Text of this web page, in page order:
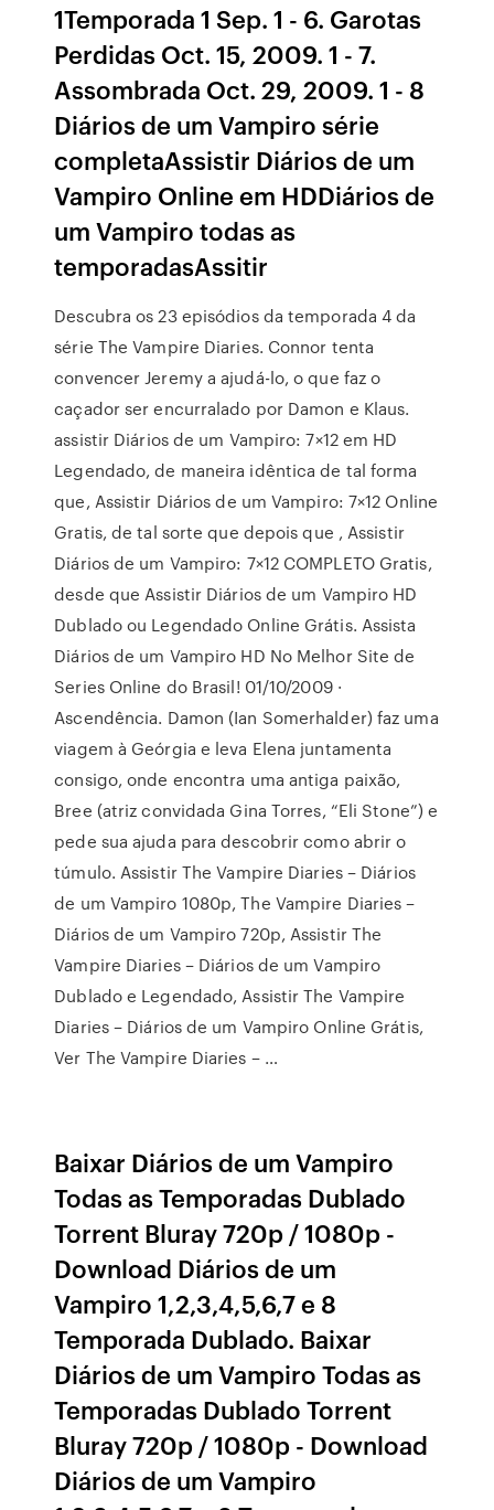
1Temporada 1 Sep. 1 - 6. Garotas
Perdidas Oct. 15, 2009. 1 - 7.
Assombrada Oct. 29, 2009. 1 - 8
Diários de um Vampiro série
completaAssistir Diários de um
Vampiro Online em HDDiários de
um Vampiro todas as
temporadasAssitir
Descubra os 23 episódios da temporada 4 da
série The Vampire Diaries. Connor tenta
convencer Jeremy a ajudá-lo, o que faz o
caçador ser encurralado por Damon e Klaus.
assistir Diários de um Vampiro: 7×12 em HD
Legendado, de maneira idêntica de tal forma
que, Assistir Diários de um Vampiro: 7×12 Online
Gratis, de tal sorte que depois que , Assistir
Diários de um Vampiro: 7×12 COMPLETO Gratis,
desde que Assistir Diários de um Vampiro HD
Dublado ou Legendado Online Grátis. Assista
Diários de um Vampiro HD No Melhor Site de
Series Online do Brasil! 01/10/2009 ·
Ascendência. Damon (Ian Somerhalder) faz uma
viagem à Geórgia e leva Elena juntamenta
consigo, onde encontra uma antiga paixão,
Bree (atriz convidada Gina Torres, “Eli Stone”) e
pede sua ajuda para descobrir como abrir o
túmulo. Assistir The Vampire Diaries – Diários
de um Vampiro 1080p, The Vampire Diaries –
Diários de um Vampiro 720p, Assistir The
Vampire Diaries – Diários de um Vampiro
Dublado e Legendado, Assistir The Vampire
Diaries – Diários de um Vampiro Online Grátis,
Ver The Vampire Diaries – …
Baixar Diários de um Vampiro
Todas as Temporadas Dublado
Torrent Bluray 720p / 1080p -
Download Diários de um
Vampiro 1,2,3,4,5,6,7 e 8
Temporada Dublado. Baixar
Diários de um Vampiro Todas as
Temporadas Dublado Torrent
Bluray 720p / 1080p - Download
Diários de um Vampiro